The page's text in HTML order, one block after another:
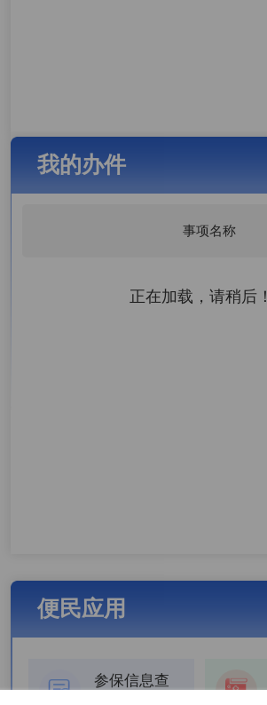
我的办件
事项名称
正在加载，请稍后
便民应用
参保信息查